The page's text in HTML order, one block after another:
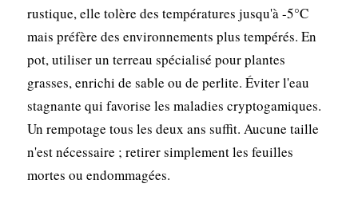
rustique, elle tolère des températures jusqu'à -5°C
mais préfère des environnements plus tempérés. En
pot, utiliser un terreau spécialisé pour plantes
grasses, enrichi de sable ou de perlite. Éviter l'eau
stagnante qui favorise les maladies cryptogamiques.
Un rempotage tous les deux ans suffit. Aucune taille
n'est nécessaire ; retirer simplement les feuilles
mortes ou endommagées.